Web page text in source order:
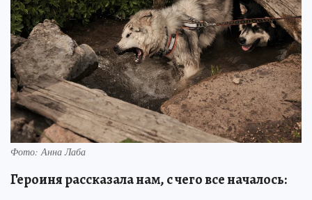
Фото: Анна Лаба
Героиня рассказала нам, с чего все началось: